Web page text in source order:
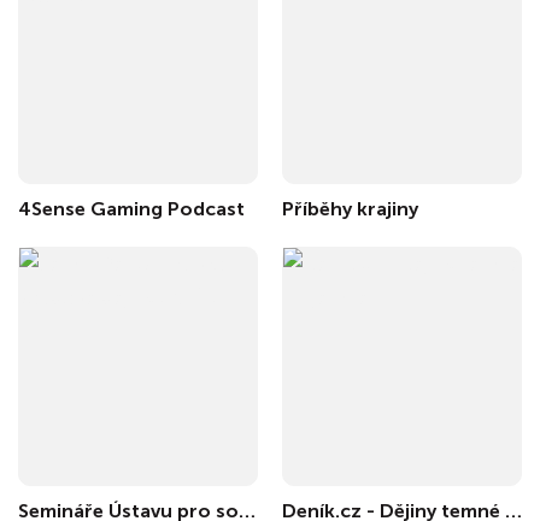
4Sense Gaming Podcast Příběhy krajiny
Semináře Ústavu pro soudobé dějiny AV ČR Deník.cz - Dějiny temné i tajemné